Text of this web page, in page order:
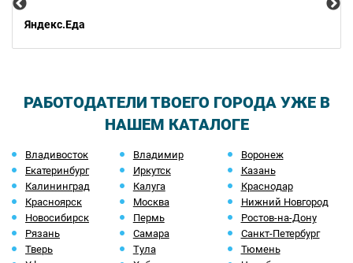
Яндекс.Еда
РАБОТОДАТЕЛИ ТВОЕГО ГОРОДА УЖЕ В
НАШЕМ КАТАЛОГЕ
Владивосток Владимир
Воронеж
Екатеринбург
Иркутск
Казань
Калининград
Калуга
Краснодар
Красноярск
Москва
Нижний Новгород
Новосибирск
Пермь
Ростов-на-Дону
Рязань
Самара
Санкт-Петербург
Тверь
Тула
Тюмень